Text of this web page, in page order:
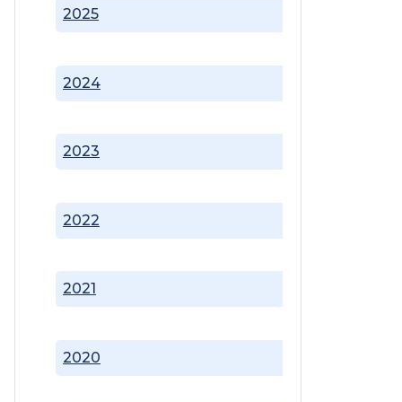
2020
2021
2022
2023
2024
2025